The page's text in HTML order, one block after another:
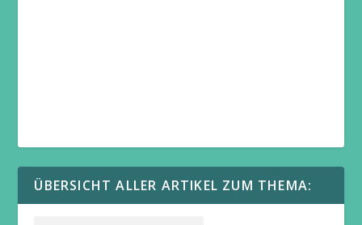
ÜBERSICHT ALLER ARTIKEL ZUM THEMA: